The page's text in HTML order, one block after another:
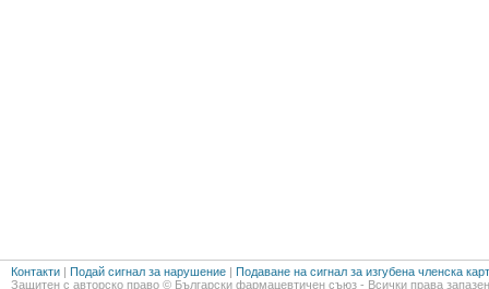
Контакти | Подай сигнал за нарушение | Подаване на сигнал за изгубена членска
Защитен с авторско право © Български фармацевтичен съюз - Всички права